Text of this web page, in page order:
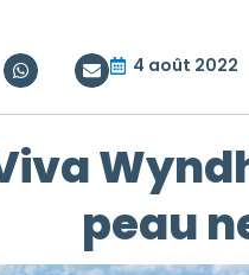
4 août 2022
peau